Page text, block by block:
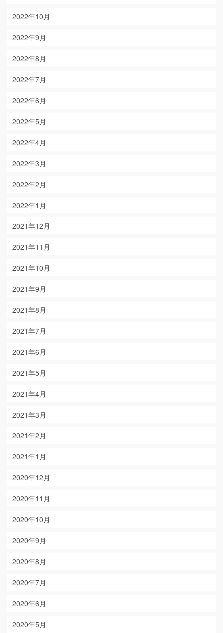
2022年10月
2022年9月
2022年8月
2022年7月
2022年6月
2022年5月
2022年4月
2022年3月
2022年2月
2022年1月
2021年12月
2021年11月
2021年10月
2021年9月
2021年8月
2021年7月
2021年6月
2021年5月
2021年4月
2021年3月
2021年2月
2021年1月
2020年12月
2020年11月
2020年10月
2020年9月
2020年8月
2020年7月
2020年6月
2020年5月